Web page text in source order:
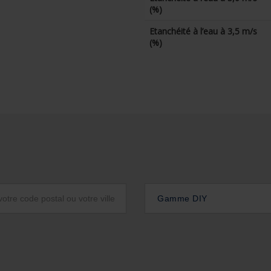
(%)
Etanchéité à l’eau à 3,5 m/s
(%)
Gamme DIY